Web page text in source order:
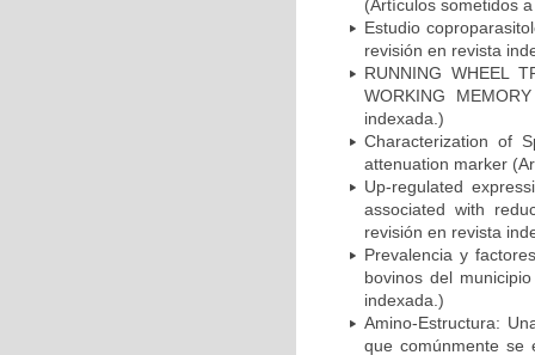
(Artículos sometidos
Estudio
revisión en revista
RUNNING WHEEL
WORKING
indexada.)
Characterization of
attenuation marker
Up-regulated
associated with
revisión en revista
Prevalencia y
bovinos del
indexada.)
Amino-Estructura:
que comúnmente se